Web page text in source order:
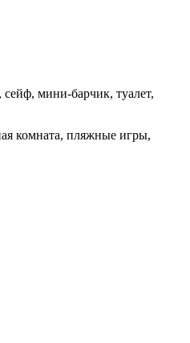
мини-барчик, туалет,
комната, пляжные игры,